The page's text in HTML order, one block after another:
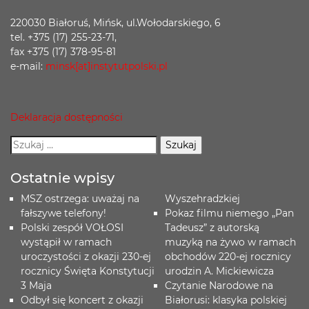
220030 Białoruś, Mińsk, ul.Wołodarskiego, 6
tel. +375 (17) 255-23-71,
fax +375 (17) 378-95-81
e-mail: minsk[at]instytutpolski.pl
Deklaracja dostępności
Ostatnie wpisy
MSZ ostrzega: uważaj na
fałszywe telefony!
Polski zespół VOŁOSI
wystąpił w ramach
uroczystości z okazji 230-ej
rocznicy Święta Konstytucji
3 Maja
Odbył się koncert z okazji
Wyszehradzkiej
Pokaz filmu niemego „Pan
Tadeusz” z autorską
muzyką na żywo w ramach
obchodów 220-ej rocznicy
urodzin A. Mickiewicza
Czytanie Narodowe na
Białorusi: klasyka polskiej